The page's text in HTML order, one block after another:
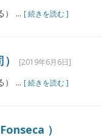
） ... [ 続きを読む ]
[2019年6月6日]
） ... [ 続きを読む ]
）